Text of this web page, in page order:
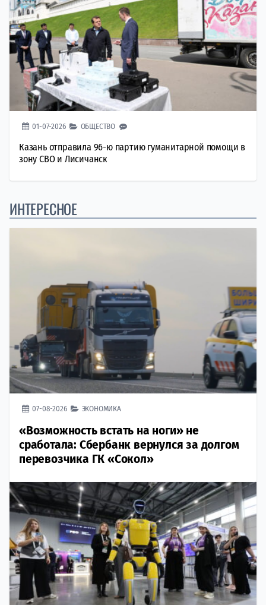
01-07-2026 ОБЩЕСТВО
Казань отправила 96-ю партию гуманитарной помощи в
зону СВО и Лисичанск
ИНТЕРЕСНОЕ
07-08-2026 ЭКОНОМИКА
«Возможность встать на ноги» не
сработала: Сбербанк вернулся за долгом
перевозчика ГК «Сокол»